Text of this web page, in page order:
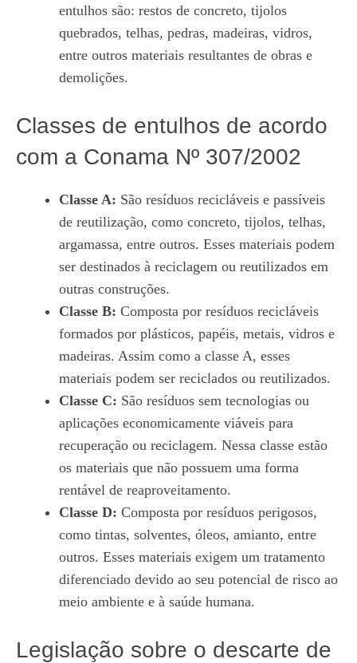
entulhos são: restos de concreto, tijolos
quebrados, telhas, pedras, madeiras, vidros,
entre outros materiais resultantes de obras e
demolições.
Classes de entulhos de acordo
com a Conama Nº 307/2002
Classe A: São resíduos recicláveis e passíveis
de reutilização, como concreto, tijolos, telhas,
argamassa, entre outros. Esses materiais podem
ser destinados à reciclagem ou reutilizados em
outras construções.
Classe B: Composta por resíduos recicláveis
formados por plásticos, papéis, metais, vidros e
madeiras. Assim como a classe A, esses
materiais podem ser reciclados ou reutilizados.
Classe C: São resíduos sem tecnologias ou
aplicações economicamente viáveis para
recuperação ou reciclagem. Nessa classe estão
os materiais que não possuem uma forma
rentável de reaproveitamento.
Classe D: Composta por resíduos perigosos,
como tintas, solventes, óleos, amianto, entre
outros. Esses materiais exigem um tratamento
diferenciado devido ao seu potencial de risco ao
meio ambiente e à saúde humana.
Legislação sobre o descarte de